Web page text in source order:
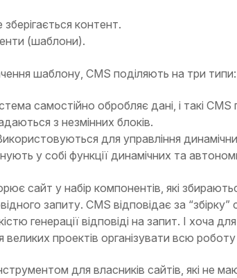
контент.
(шаблони).
шаблону, CMS поділяють на три типи:
самостійно обробляє дані, і такі
з незмінних блоків.
для управління
у собі функції динамічних та
сайт у набір компонентів, які
запиту. CMS відповідає за “збірку”
генерації відповіді на запит. І хоча
великих проектів організувати всю
для власників сайтів, які не